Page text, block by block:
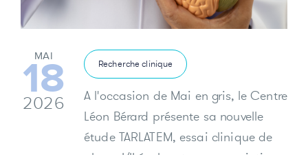
MAI
18
2026
Recherche clinique
A l'occasion de Mai en gris, le Centre
Léon Bérard présente sa nouvelle
étude TARLATEM, essai clinique de